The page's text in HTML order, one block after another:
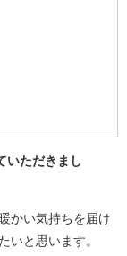
いただきまし
かい気持ちを届け
いと思います。